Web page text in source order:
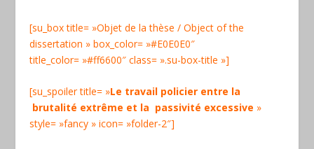
[su_box title= »Objet de la thèse / Object of the
dissertation » box_color= »#E0E0E0″
title_color= »#ff6600″ class= ».su-box-title »]
[su_spoiler title= »Le travail policier entre la
brutalité extrême et la passivité excessive »
style= »fancy » icon= »folder-2″]